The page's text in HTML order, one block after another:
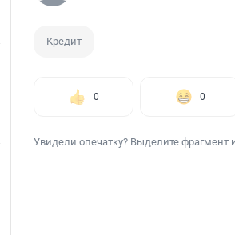
Кредит
0 0
Увидели опечатку? Выделите фрагмент